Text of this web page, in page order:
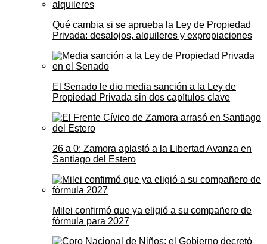
Qué cambia si se aprueba la Ley de Propiedad
Privada: desalojos, alquileres y expropiaciones
El Senado le dio media sanción a la Ley de
Propiedad Privada sin dos capítulos clave
26 a 0: Zamora aplastó a la Libertad Avanza en
Santiago del Estero
Milei confirmó que ya eligió a su compañero de
fórmula para 2027